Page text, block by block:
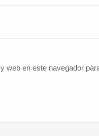
web en este navegador